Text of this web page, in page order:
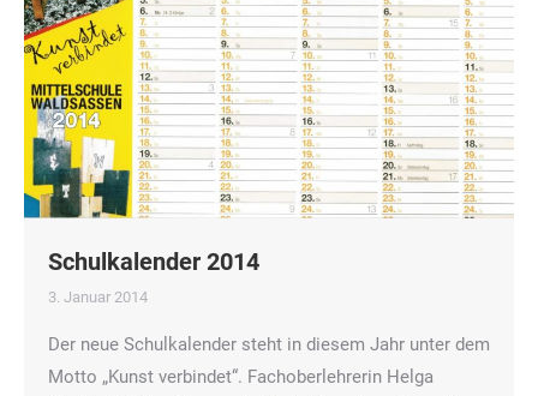
Schulkalender 2014
3. Januar 2014
Der neue Schulkalender steht in diesem Jahr unter dem
Motto „Kunst verbindet“. Fachoberlehrerin Helga